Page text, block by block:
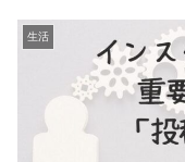
生活